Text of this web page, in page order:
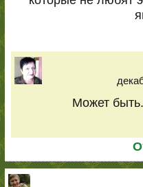
Может